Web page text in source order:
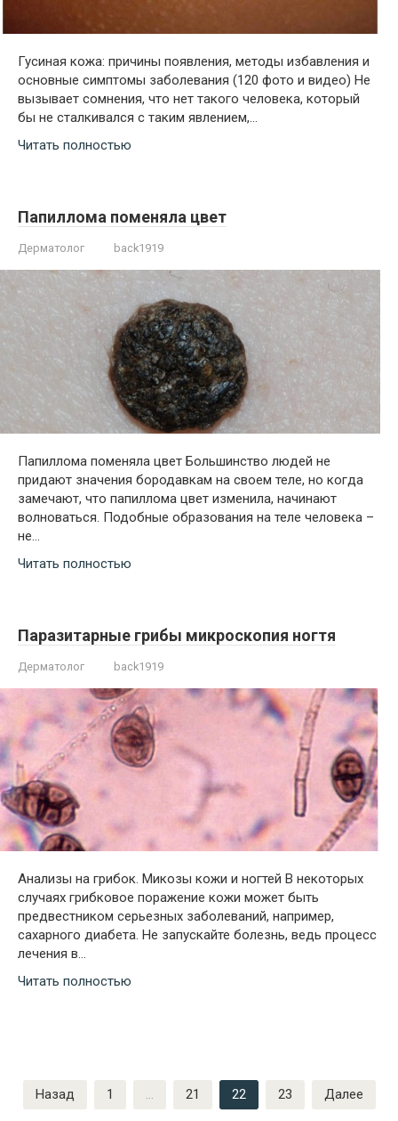
Гусиная кожа: причины появления, методы избавления и
основные симптомы заболевания (120 фото и видео) Не
вызывает сомнения, что нет такого человека, который
бы не сталкивался с таким явлением,…
Читать полностью
Папиллома поменяла цвет
Дерматолог back1919
Папиллома поменяла цвет Большинство людей не
придают значения бородавкам на своем теле, но когда
замечают, что папиллома цвет изменила, начинают
волноваться. Подобные образования на теле человека –
не…
Читать полностью
Паразитарные грибы микроскопия ногтя
Дерматолог back1919
Анализы на грибок. Микозы кожи и ногтей В некоторых
случаях грибковое поражение кожи может быть
предвестником серьезных заболеваний, например,
сахарного диабета. Не запускайте болезнь, ведь процесс
лечения в…
Читать полностью
Навигация
по
Назад 1 … 21 22 23 Далее